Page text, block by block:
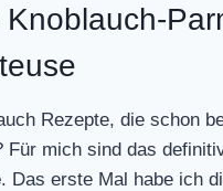
Rezepte, die schon
Für mich sind das
. Das erste Mal habe ich